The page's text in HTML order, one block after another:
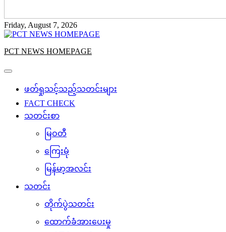
Friday, August 7, 2026
PCT NEWS HOMEPAGE
ဖတ်ရှုသင့်သည့်သတင်းများ
FACT CHECK
သတင်းစာ
မြဝတီ
ကြေးမုံ
မြန်မာ့အလင်း
သတင်း
တိုက်ပွဲသတင်း
ထောက်ခံအားပေးမှု